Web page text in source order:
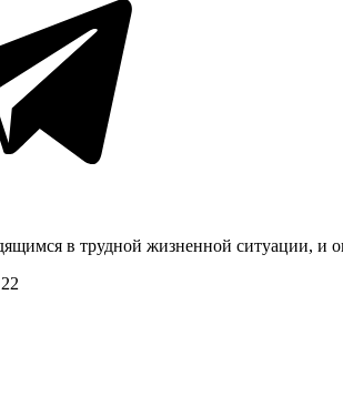
в трудной жизненной ситуации, и